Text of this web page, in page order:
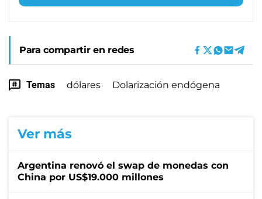
Para compartir en redes
Temas dólares Dolarización endógena
Ver más
Argentina renovó el swap de monedas con
China por US$19.000 millones